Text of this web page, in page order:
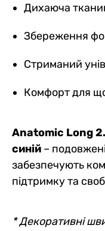
Дихаюча
Збереження
Стриманий
Комфорт для
Anatomic Long
синій –
забезпечують
підтримку та
* Декоративні